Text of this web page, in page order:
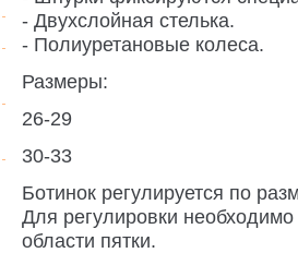
- Двухслойная стелька.
- Полиуретановые колеса.
Размеры:
26-29
30-33
Ботинок регулируется по
Для регулировки
области пятки.